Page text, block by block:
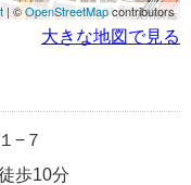
| ©OpenStreetMapcontributors
大きな地図で見る
−７
歩10分